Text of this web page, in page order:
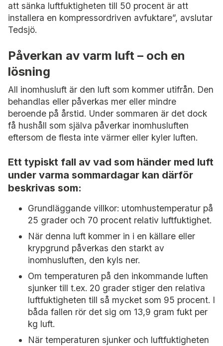
att sänka luftfuktigheten till 50 procent är att
installera en kompressordriven avfuktare”, avslutar
Tedsjö.
Påverkan av varm luft – och en
lösning
All inomhusluft är den luft som kommer utifrån. Den
behandlas eller påverkas mer eller mindre
beroende på årstid. Under sommaren är det dock
få hushåll som själva påverkar inomhusluften
eftersom de flesta inte värmer eller kyler luften.
Ett typiskt fall av vad som händer med luft
under varma sommardagar kan därför
beskrivas som:
Grundläggande villkor: utomhustemperatur på
25 grader och 70 procent relativ luftfuktighet.
När denna luft kommer in i en källare eller
krypgrund påverkas den starkt av
inomhusluften, den kyls ner.
Om temperaturen på den inkommande luften
sjunker till t.ex. 20 grader stiger den relativa
luftfuktigheten till så mycket som 95 procent. I
båda fallen rör det sig om 13,9 gram fukt per
kg luft.
När temperaturen sjunker och luftfuktigheten